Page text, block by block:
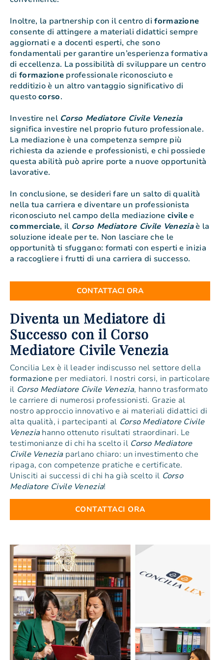
Inoltre, la partnership con il centro diformazione
consente di attingere a materiali didattici sempre
aggiornati e a docenti esperti, che sono
fondamentali per garantire un’esperienza formativa
di eccellenza. La possibilità di sviluppare un centro
di formazioneprofessionale riconosciuto e
redditizio è un altro vantaggio significativo di
questocorso.
Investire nel Corso Mediatore Civile Venezia
significa investire nel proprio futuro professionale.
La mediazione è una competenza sempre più
richiesta da aziende e professionisti, e chi possiede
questa abilità può aprire porte a nuove opportunità
lavorative.
In conclusione, se desideri fare un salto di qualità
nella tua carriera e diventare un professionista
riconosciuto nel campo della mediazione civilee
commerciale, il Corso Mediatore Civile Veneziaè la
soluzione ideale per te. Non lasciare che le
opportunità ti sfuggano: formati con esperti e inizia
a raccogliere i frutti di una carriera di successo.
CONTATTACI ORA
Diventa un Mediatore di
Successo con il Corso
Mediatore Civile Venezia
Concilia Lex è il leader indiscusso nel settore della
formazione per mediatori. I nostri corsi, in particolare
il Corso Mediatore Civile Venezia, hanno trasformato
le carriere di numerosi professionisti. Grazie al
nostro approccio innovativo e ai materiali didattici di
alta qualità, i partecipanti al Corso Mediatore Civile
Venezia hanno ottenuto risultati straordinari. Le
testimonianze di chi ha scelto il Corso Mediatore
Civile Venezia parlano chiaro: un investimento che
ripaga, con competenze pratiche e certificate.
Unisciti ai successi di chi ha già scelto il Corso
Mediatore Civile Venezia!
CONTATTACI ORA